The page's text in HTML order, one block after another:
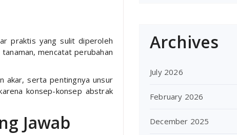
praktis yang sulit diperoleh
mencatat perubahan
akar, serta pentingnya unsur
konsep-konsep abstrak
Jawab
Archives
July 2026
February 2026
December 2025